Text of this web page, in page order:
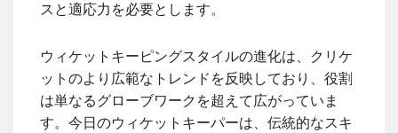
スと適応力を必要とします。
ウィケットキーピングスタイルの進化は、クリケ
ットのより広範なトレンドを反映しており、役割
は単なるグローブワークを超えて広がっていま
す。今日のウィケットキーパーは、伝統的なスキ